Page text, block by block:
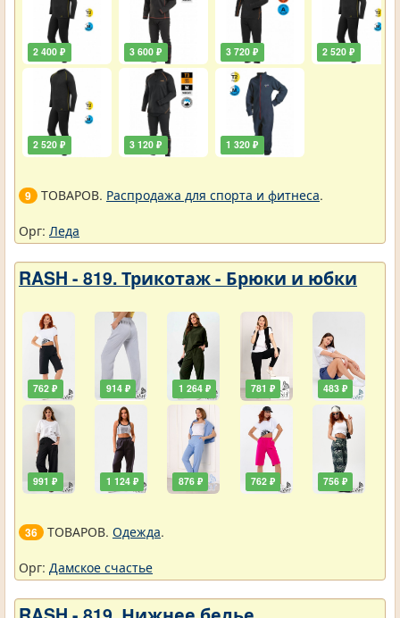
2 400 ₽
2 520 ₽
3 600 ₽
3 120 ₽
3 720 ₽
1 320 ₽
2 520 ₽
9 ТОВАРОВ. Распродажа для спорта и фитнеса.
Орг: Леда
RASH - 819. Трикотаж - Брюки и юбки
762 ₽
991 ₽
914 ₽
1 124 ₽
1 264 ₽
876 ₽
781 ₽
762 ₽
483 ₽
756 ₽
36 ТОВАРОВ. Одежда.
Орг: Дамское счастье